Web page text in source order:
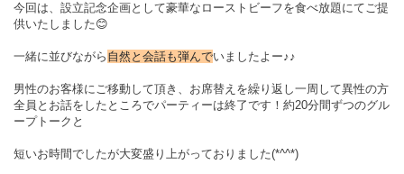
今回は、設立記念企画として豪華なローストビーフを食べ放題にてご提
供いたしました😊
一緒に並びながら 自然と会話も弾んでいましたよー♪♪
男性のお客様にご移動して頂き、お席替えを繰り返し一周して異性の方
全員とお話をしたところでパーティーは終了です！約20分間ずつのグル
ープトークと
短いお時間でしたが大変盛り上がっておりました(*^^*)